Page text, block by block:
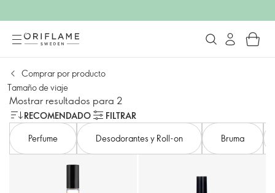
Comprar por producto
Tamaño de viaje
Mostrar resultados para 2
RECOMENDADO
FILTRAR
Perfume
Desodorantes y Roll-on Bruma